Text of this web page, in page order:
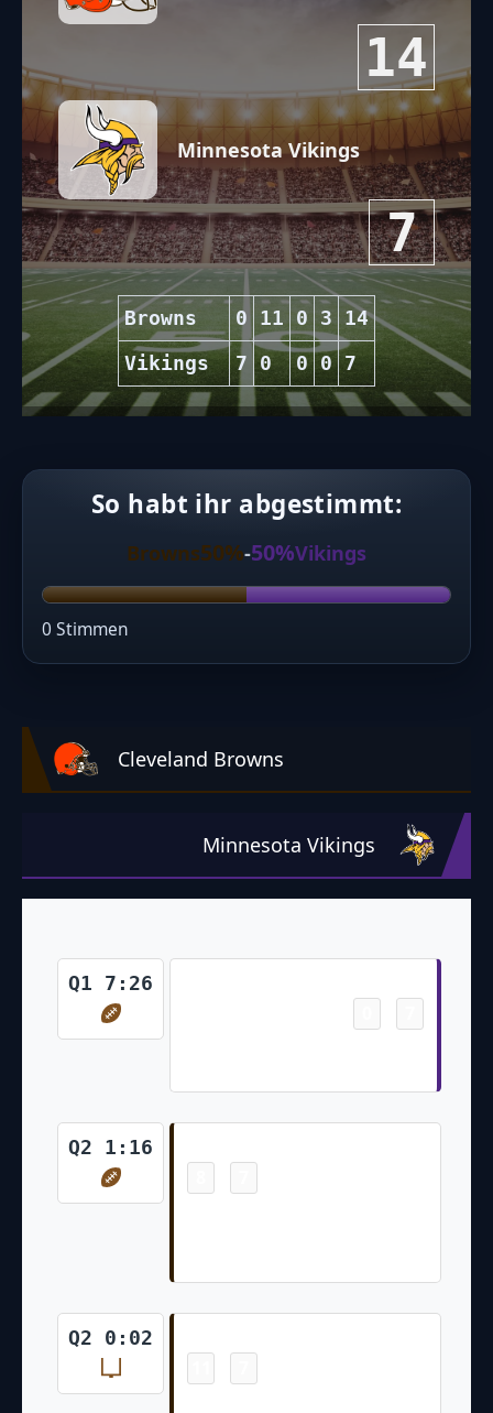
14
Minnesota Vikings
7
Browns 0 11 0 3
14
Vikings
7 0 0 0 7
So habt ihr abgestimmt:
Browns50%-50%Vikings
0 Stimmen
Cleveland Browns
Minnesota Vikings
Q1 7:26
Q2 1:16
Q2 0:02